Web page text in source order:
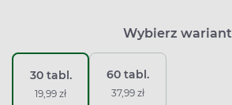
Wybierz wariant
30 tabl.
19,99 zł
60 tabl.
37,99 zł